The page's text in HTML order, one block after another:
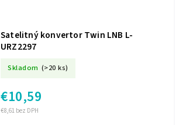
Satelitný konvertor Twin LNB L-
URZ2297
Skladom (>20 ks)
€8,61 bez DPH
€10,59